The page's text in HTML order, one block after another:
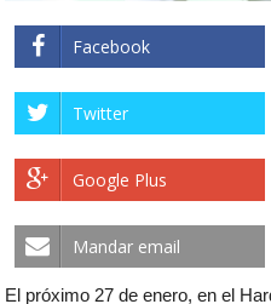
Facebook
Twitter
Google Plus
Mandar email
El próximo 27 de enero, en el